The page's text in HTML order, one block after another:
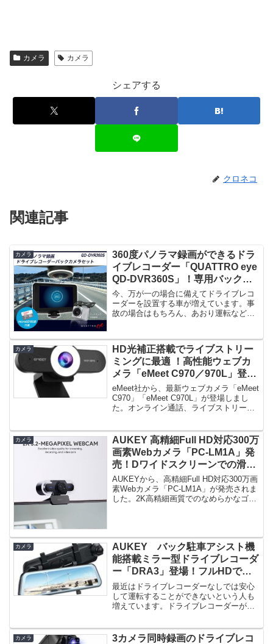
カメラ カメラ
シェアする
クロネコ
関連記事
カメラ
360度パノラマ録画ができるドラ
イブレコーダー「QUATTRO eye
QD-DVR360S」！専用バックカ
メラで後方も自動録画！
今、万が一の場合に備えてドライブレコ
ーダーを設置する車が増えています。事
故の場合はもちろん、あおり運転などの
カメラ
HD光補正搭載でライブストリー
ミングに最適 ！高性能ウェブカ
メラ「eMeet C970／970L」登
場！
eMeet社から、最新ウェブカメラ「eMeet
C970」「eMeet C970L」が登場しまし
た。オンライン通話、ライブストリーミ
カメラ
AUKEY 高精細Full HD対応300万
画素Webカメラ「PC-LM1A」発
売！Dワイドスクリーンでの滑ら
かなテレビ電話や動画撮影が可能
に！
AUKEYから、高精細Full HD対応300万画
素Webカメラ「PC-LM1A」が発売されま
した。2K高精細画質でのなめらかなゴウ
カメラ
AUKEY バック駐車アシスト機
能搭載ミラー型ドライブレコーダ
ー「DRA3」登場！フルHDで昼
夜問わず前後方向を鮮明に録画！
最近はドライブレコーダーなしでは安心
して運転することができないという人も
増えています。ドライブレコーダーがあ
カメラ
3カメラ同時録画のドライブレコ